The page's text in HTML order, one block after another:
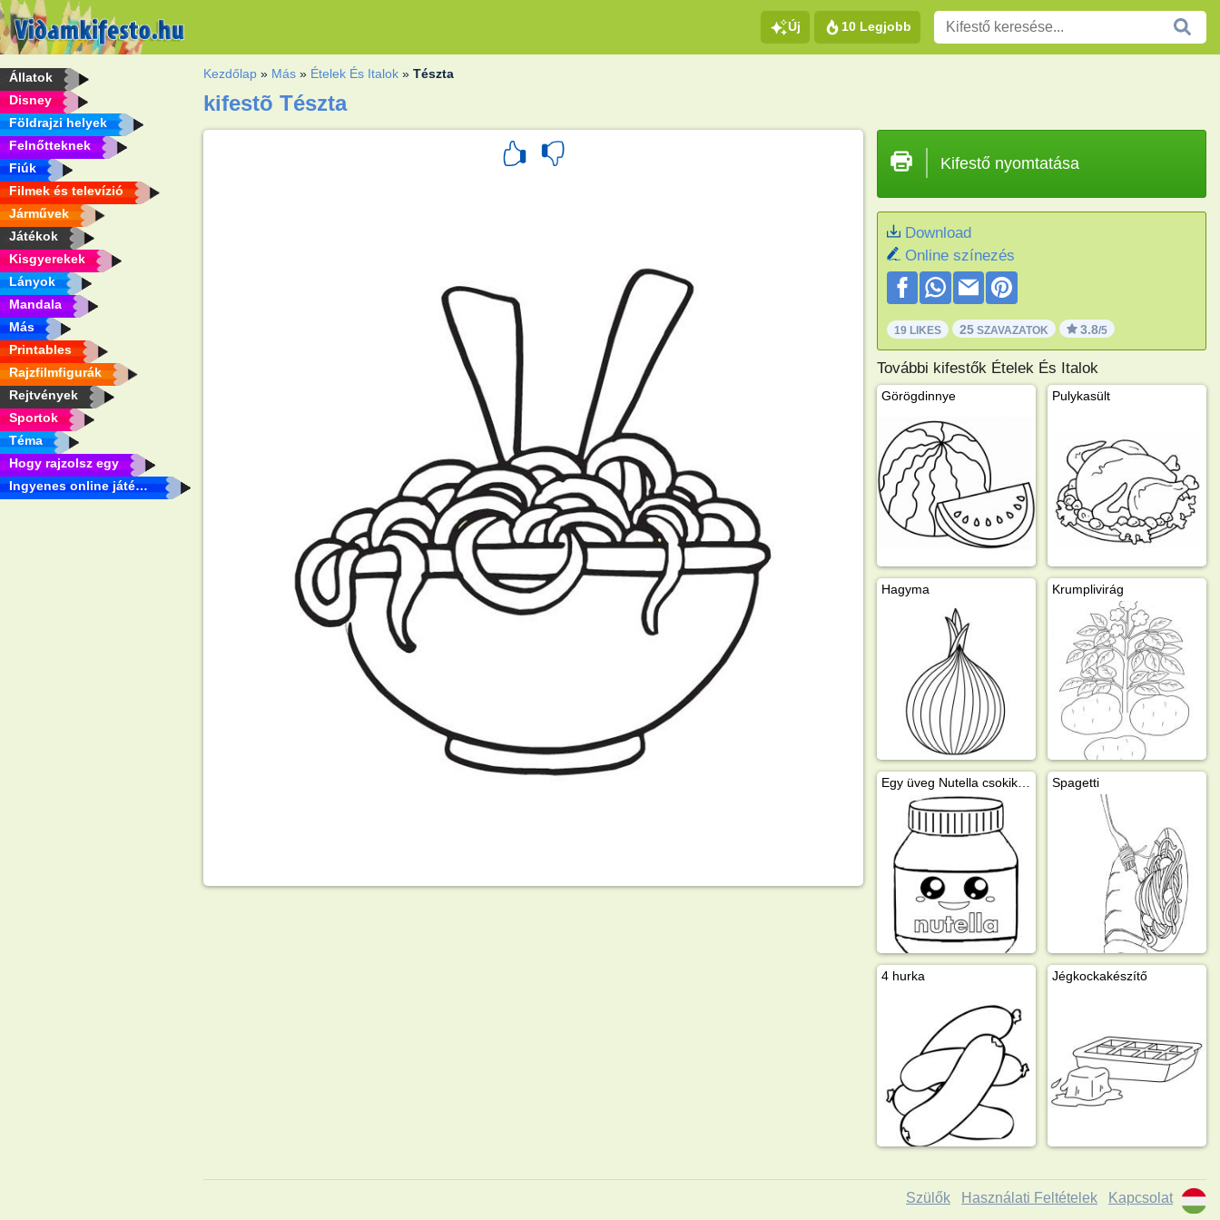
Új 10 Legjobb
Állatok
Disney
Földrajzi helyek
Felnőtteknek
Fiúk
Filmek és televízió
Járművek
Játékok
Kisgyerekek
Lányok
Mandala
Más
Printables
Rajzfilmfigurák
Rejtvények
Sportok
Téma
Hogy rajzolsz egy
Ingyenes online játékok
Kezdőlap » Más » Ételek És Italok »Tészta
kifestõ Tészta
Kifestő nyomtatása
Download
Online színezés
19 LIKES 25SZAVAZATOK 3.8/5
További kifestők Ételek És Italok
Görögdinnye Pulykasült
Hagyma Krumplivirág
Egy üveg Nutella csokikrém Spagetti
4 hurka Jégkockakészítő
Szülők Használati Feltételek Kapcsolat